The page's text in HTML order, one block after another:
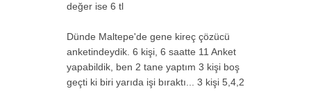
değer ise 6 tl
Dünde Maltepe'de gene kireç çözücü
anketindeydik. 6 kişi, 6 saatte 11 Anket
yapabildik, ben 2 tane yaptım 3 kişi boş
geçti ki biri yarıda işi bıraktı... 3 kişi 5,4,2